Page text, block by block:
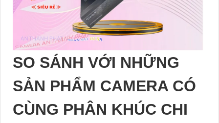
SO SÁNH VỚI NHỮNG
SẢN PHẨM CAMERA CÓ
CÙNG PHÂN KHÚC CHI